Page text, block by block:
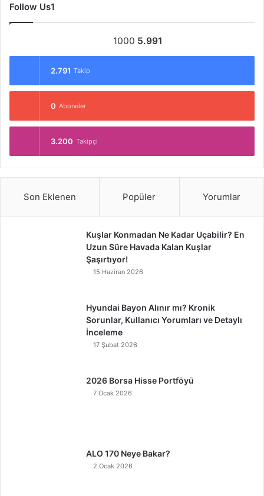
Follow Us1
1000 5.991
2.791 Takip
0 Aboneler
3.200 Takipçi
Son Eklenen Popüler Yorumlar
Kuşlar Konmadan Ne Kadar Uçabilir? En
Uzun Süre Havada Kalan Kuşlar
Şaşırtıyor!
15 Haziran 2026
Hyundai Bayon Alınır mı? Kronik
Sorunlar, Kullanıcı Yorumları ve Detaylı
İnceleme
17 Şubat 2026
2026 Borsa Hisse Portföyü
7 Ocak 2026
ALO 170 Neye Bakar?
2 Ocak 2026